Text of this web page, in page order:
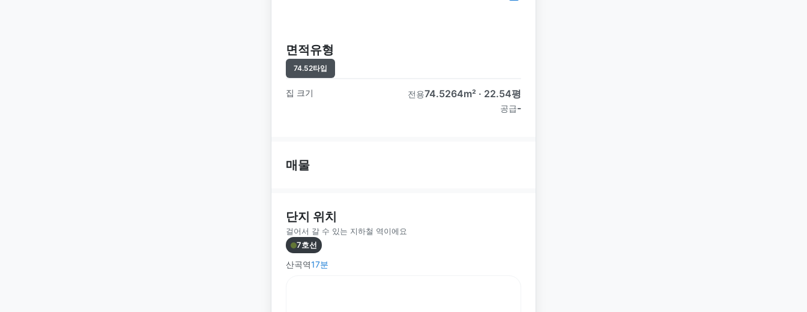
면적유형
74.52타입
집 크기 전용74.5264m² · 22.54평
공급-
매물
단지 위치
걸어서 갈 수 있는 지하철 역이에요
7호선
산곡역17분